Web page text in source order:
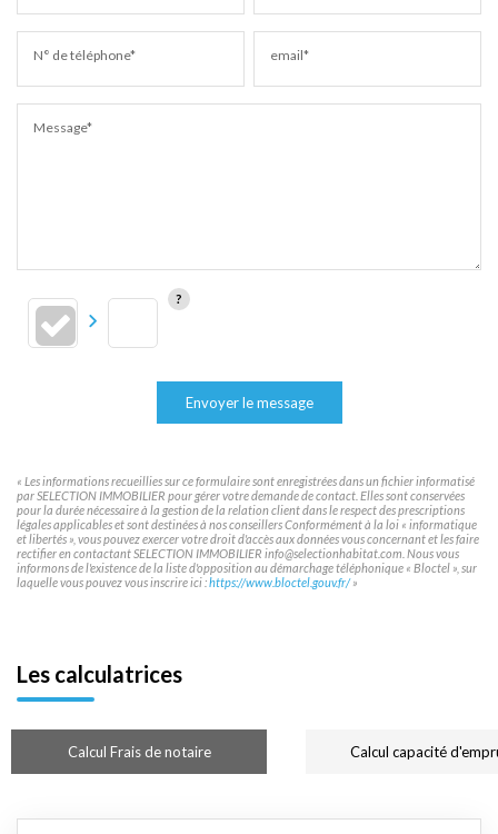
N° de téléphone* email*
Message*
Envoyer le message
« Les informations recueillies sur ce formulaire sont enregistrées dans un fichier informatisé
par SELECTION IMMOBILIER pour gérer votre demande de contact. Elles sont conservées
pour la durée nécessaire à la gestion de la relation client dans le respect des prescriptions
légales applicables et sont destinées à nos conseillers Conformément à la loi « informatique
et libertés », vous pouvez exercer votre droit d'accès aux données vous concernant et les faire
rectifier en contactant SELECTION IMMOBILIER info@selectionhabitat.com. Nous vous
informons de l'existence de la liste d'opposition au démarchage téléphonique « Bloctel », sur
laquelle vous pouvez vous inscrire ici :https://www.bloctel.gouv.fr/»
Les calculatrices
Calcul Frais de notaire Calcul capacité